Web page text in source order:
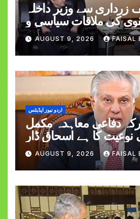
سے وزیر داخلہ
کی ملاقات سیاسی و
قومی امور پر گفتگو
AUGUST 9, 2026 FAISAL
اردو نیوز اپڈیٹس
دفاعی معاہدہ مکمل
نوعیت کا ہے اسحاق ڈار
کی وضاحت
AUGUST 9, 2026 FAISAL